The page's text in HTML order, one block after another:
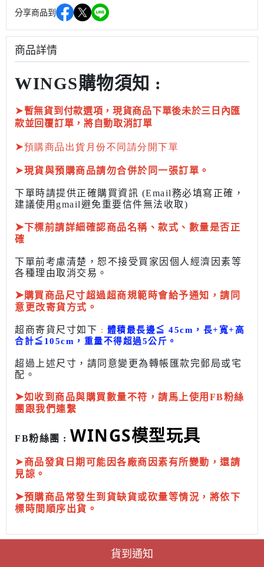
分享商品到
商品詳情
WINGS購物須知 :
➤暫無貨到付款選項，現貨商品下單後未於三日內匯
款並回覆訂單，將自動取消訂單
➤預購商品出貨月份不同請分開下單
➤現貨與預購商品請勿合併於同一張訂單。
下單時請提供正確購買資訊 (Email務必填寫正確，
建議使用gmail避免重要信件無法收取)
➤下標前請詳細確認商品名稱、款式、數量是否正
確
下單前考慮清楚，恕不接受買家因個人經濟因素等
各種理由取消交易。
➤購買商品尺寸超過超商規範時會給予通知，請同
意更改寄貨方式。
超商寄貨尺寸如下 : 體積最長邊≦ 45cm，長+寬+高
合計≦ 105cm， 重量不得超過5公斤 。
超過上述尺寸，請同意變更為轉帳匯款完郵局或宅
配 。
➤如收到商品與購買數量不符，請馬上使用FB粉絲
團跟我們連繫
FB粉絲團 : WINGS模型玩具
➤商品發貨日期可能因各廠商因素有所變動，還請
見諒。
➤預購商品常發生到貨缺貨或砍量等情況，將依下
標時間順序出貨。
貨到通知